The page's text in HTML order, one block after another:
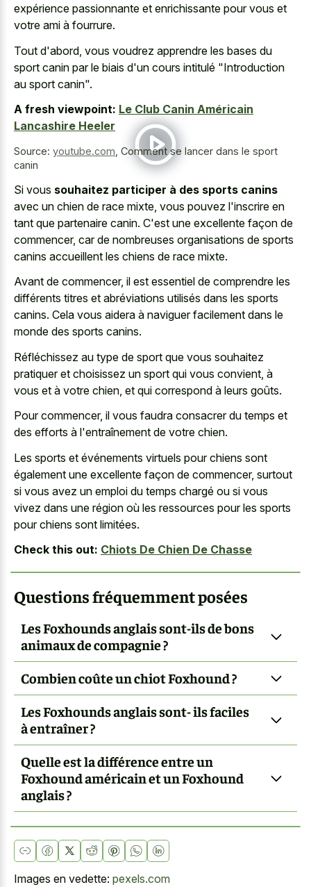
expérience passionnante et enrichissante pour vous et
votre ami à fourrure.
Tout d'abord, vous voudrez apprendre les bases du
sport canin par le biais d'un cours intitulé "Introduction
au sport canin".
A fresh viewpoint: Le Club Canin Américain
Lancashire Heeler
Source: youtube.com Comment se lancer dans le sport
canin
Si vous souhaitez participer à des sports canins
avec un chien de race mixte, vous pouvez l'inscrire en
tant que partenaire canin. C'est une excellente façon de
commencer, car de nombreuses organisations de sports
canins accueillent les chiens de race mixte.
Avant de commencer, il est essentiel de comprendre les
différents titres et abréviations utilisés dans les sports
canins. Cela vous aidera à naviguer facilement dans le
monde des sports canins.
Réfléchissez au type de sport que vous souhaitez
pratiquer et choisissez un sport qui vous convient, à
vous et à votre chien, et qui correspond à leurs goûts.
Pour commencer, il vous faudra consacrer du temps et
des efforts à l'entraînement de votre chien.
Les sports et événements virtuels pour chiens sont
également une excellente façon de commencer, surtout
si vous avez un emploi du temps chargé ou si vous
vivez dans une région où les ressources pour les sports
pour chiens sont limitées.
Check this out: Chiots De Chien De Chasse
Questions fréquemment posées
Les Foxhounds anglais sont-ils de bons
animaux de compagnie ?
Combien coûte un chiot Foxhound ?
Les Foxhounds anglais sont- ils faciles
à entraîner ?
Quelle est la différence entre un
Foxhound américain et un Foxhound
anglais ?
Images en vedette: pexels.com